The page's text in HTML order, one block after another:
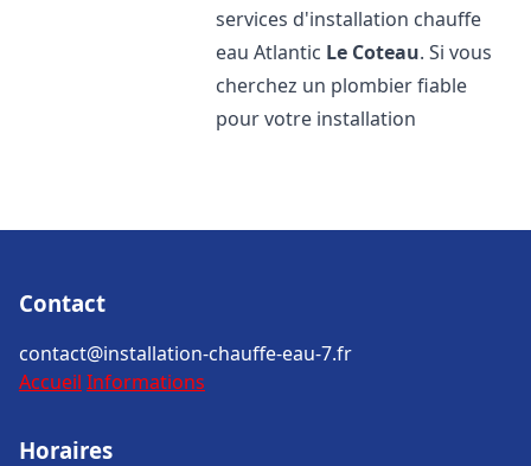
services d'installation chauffe
eau Atlantic Le Coteau. Si vous
cherchez un plombier fiable
pour votre installation
Contact
contact@installation-chauffe-eau-7.fr
Accueil Informations
Horaires